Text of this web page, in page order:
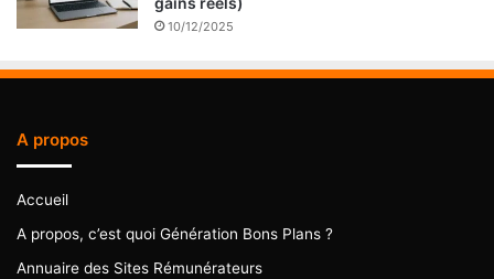
10/12/2025
A propos
Accueil
A propos, c’est quoi Génération Bons Plans ?
Annuaire des Sites Rémunérateurs